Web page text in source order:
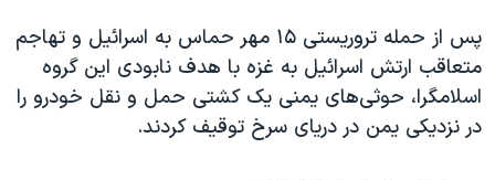
پس از حمله تروریستی ۱۵ مهر حماس به اسرائیل و تهاجم
متعاقب ارتش اسرائیل به غزه با هدف نابودی این گروه
اسلامگرا، حوثی‌های یمنی یک کشتی حمل و نقل خودرو را
در نزدیکی یمن در دریای سرخ توقیف کردند.